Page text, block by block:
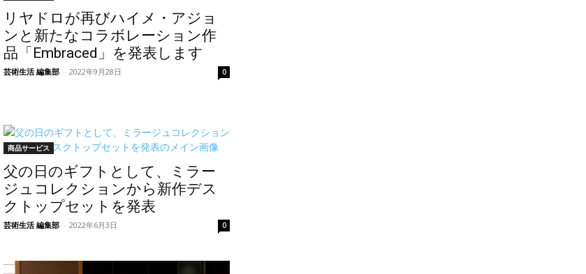
リヤドロが再びハイメ・アジョ
ンと新たなコラボレーション作
品「Embraced」を発表します
芸術生活 編集部 - 2022年9月28日 0
商品サービス
父の日のギフトとして、ミラー
ジュコレクションから新作デス
クトップセットを発表
芸術生活 編集部 - 2022年6月3日 0